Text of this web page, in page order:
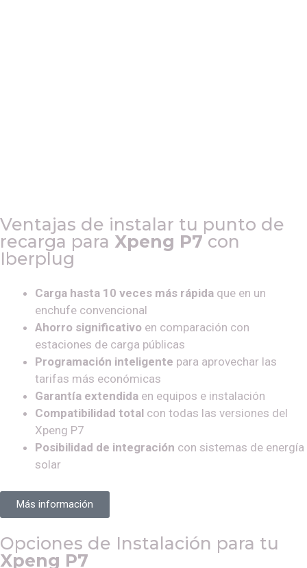
Ventajas de instalar tu punto de
recarga para Xpeng P7 con
Iberplug
Carga hasta 10 veces más rápida que en un
enchufe convencional
Ahorro significativo en comparación con
estaciones de carga públicas
Programación inteligente para aprovechar las
tarifas más económicas
Garantía extendida en equipos e instalación
Compatibilidad total con todas las versiones del
Xpeng P7
Posibilidad de integración con sistemas de energía
solar
Más información
Opciones de Instalación para tu
Xpeng P7